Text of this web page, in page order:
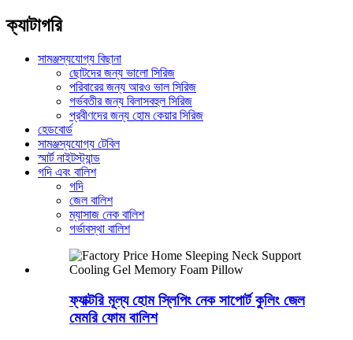
ক্যাটাগরি
সামঞ্জস্যযোগ্য বিছানা
ছোটদের জন্য ভালো সিরিজ
পরিবারের জন্য আরও ভাল সিরিজ
গর্ভবতীর জন্য বিলাসবহুল সিরিজ
প্রবীণদের জন্য হোম কেয়ার সিরিজ
হেডবোর্ড
সামঞ্জস্যযোগ্য টেবিল
স্মার্ট নাইটস্ট্যান্ড
গদি এবং বালিশ
গদি
জেল বালিশ
ম্যাসাজ নেক বালিশ
গর্ভাবস্থা বালিশ
ফ্যাক্টরি মূল্য হোম স্লিপিং নেক সাপোর্ট কুলিং জেল
মেমরি ফোম বালিশ